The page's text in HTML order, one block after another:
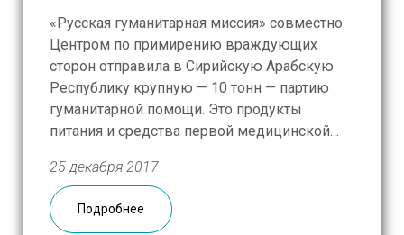
«Русская гуманитарная миссия» совместно
Центром по примирению враждующих
сторон отправила в Сирийскую Арабскую
Республику крупную — 10 тонн — партию
гуманитарной помощи. Это продукты
питания и средства первой медицинской
мирному населению в Дэйр-эз-Зор. В
каждом наборе — растительное масло, мука,
чай, макароны, соль, рис, говядина тушеная,
25 декабря 2017
Подробнее